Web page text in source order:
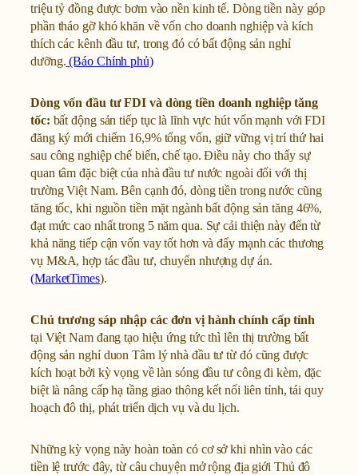
triệu tỷ đồng được bơm vào nền kinh tế. Dòng tiền này góp
phần tháo gỡ khó khăn về vốn cho doanh nghiệp và kích
thích các kênh đầu tư, trong đó có bất động sản nghỉ
dưỡng. (Báo Chính phủ)
Dòng vốn đầu tư FDI và dòng tiền doanh nghiệp tăng
tốc: bất động sản tiếp tục là lĩnh vực hút vốn mạnh với FDI
đăng ký mới chiếm 16,9% tổng vốn, giữ vững vị trí thứ hai
sau công nghiệp chế biến, chế tạo. Điều này cho thấy sự
quan tâm đặc biệt của nhà đầu tư nước ngoài đối với thị
trường Việt Nam. Bên cạnh đó, dòng tiền trong nước cũng
tăng tốc, khi nguồn tiền mặt ngành bất động sản tăng 46%,
đạt mức cao nhất trong 5 năm qua. Sự cải thiện này đến từ
khả năng tiếp cận vốn vay tốt hơn và đẩy mạnh các thương
vụ M&A, hợp tác đầu tư, chuyển nhượng dự án.
(MarketTimes).
Chủ trương sáp nhập các đơn vị hành chính cấp tỉnh
tại Việt Nam đang tạo hiệu ứng tức thì lên thị trường bất
động sản nghỉ duon Tâm lý nhà đầu tư từ đó cũng được
kích hoạt bởi kỳ vọng về làn sóng đầu tư công đi kèm, đặc
biệt là nâng cấp hạ tầng giao thông kết nối liên tỉnh, tái quy
hoạch đô thị, phát triển dịch vụ và du lịch.
Những kỳ vọng này hoàn toàn có cơ sở khi nhìn vào các
tiền lệ trước đây, từ câu chuyện mở rộng địa giới Thủ đô